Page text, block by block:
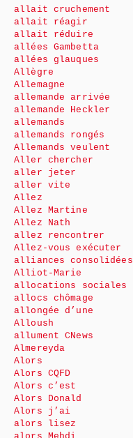
allait cruchement
allait réagir
allait réduire
allées Gambetta
allées glauques
Allègre
Allemagne
allemande arrivée
allemande Heckler
allemands
allemands rongés
Allemands veulent
Aller chercher
aller jeter
aller vite
Allez
Allez Martine
Allez Nath
allez rencontrer
Allez-vous exécuter
alliances consolidées
Alliot-Marie
allocations sociales
allocs chômage
allongée d’une
Alloush
allument CNews
Almereyda
Alors
Alors CQFD
Alors c’est
Alors Donald
Alors j’ai
alors lisez